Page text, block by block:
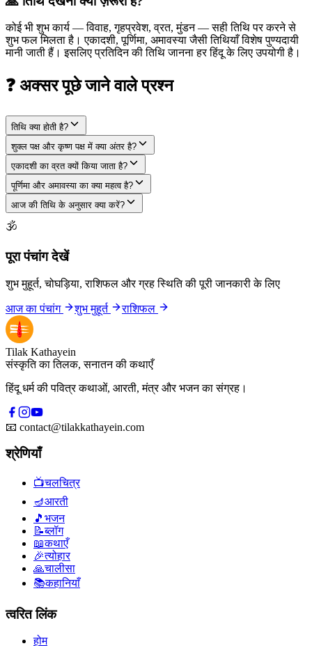
कोई भी शुभ कार्य — विवाह, गृहप्रवेश, व्रत, मुंडन — सही तिथि पर करने से
शुभ फल मिलता है। एकादशी, पूर्णिमा, अमावस्या जैसी तिथियाँ विशेष पुण्यदायी
मानी जाती हैं। इसलिए प्रतिदिन की तिथि जानना हर हिंदू के लिए उपयोगी है।
❓ अक्सर पूछे जाने वाले प्रश्न
तिथि क्या होती है?
शुक्ल पक्ष और कृष्ण पक्ष में क्या अंतर है?
एकादशी का व्रत क्यों किया जाता है?
पूर्णिमा और अमावस्या का क्या महत्व है?
आज की तिथि के अनुसार क्या करें?
🕉
पूरा पंचांग देखें
शुभ मुहूर्त, चोघड़िया, राशिफल और ग्रह स्थिति की पूरी जानकारी के लिए
आज का पंचांग शुभ मुहूर्त राशिफल
Tilak Kathayein
संस्कृति का तिलक, सनातन की कथाएँ
हिंदू धर्म की पवित्र कथाओं, आरती, मंत्र और भजन का संग्रह।
📧 contact@tilakkathayein.com
श्रेणियाँ
📺चलचित्र
🪔आरती
🎵 भजन
📝ब्लॉग
📖कथाएँ
🎉त्योहार
🙏चालीसा
📚कहानियाँ
त्वरित लिंक
होम